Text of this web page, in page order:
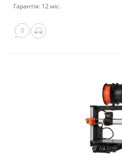
Гарантія: 12 міс.
0